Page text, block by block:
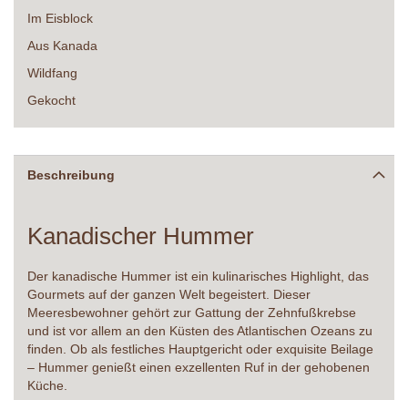
Im Eisblock
Aus Kanada
Wildfang
Gekocht
Beschreibung
Kanadischer Hummer
Der kanadische Hummer ist ein kulinarisches Highlight, das
Gourmets auf der ganzen Welt begeistert. Dieser
Meeresbewohner gehört zur Gattung der Zehnfußkrebse
und ist vor allem an den Küsten des Atlantischen Ozeans zu
finden. Ob als festliches Hauptgericht oder exquisite Beilage
– Hummer genießt einen exzellenten Ruf in der gehobenen
Küche.